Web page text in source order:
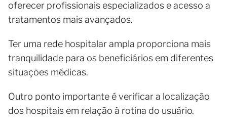
oferecer profissionais especializados e acesso a
tratamentos mais avançados.
Ter uma rede hospitalar ampla proporciona mais
tranquilidade para os beneficiários em diferentes
situações médicas.
Outro ponto importante é verificar a localização
dos hospitais em relação à rotina do usuário.